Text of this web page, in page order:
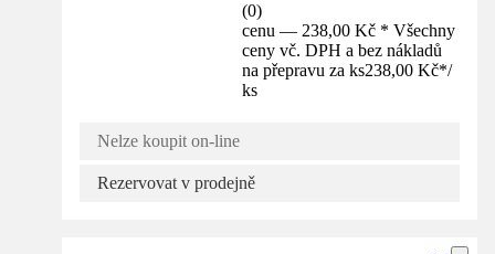
(0)
cenu — 238,00 Kč * Všechny
ceny vč. DPH a bez nákladů
na přepravu za ks238,00 Kč*/
ks
Nelze koupit on-line
Rezervovat v prodejně